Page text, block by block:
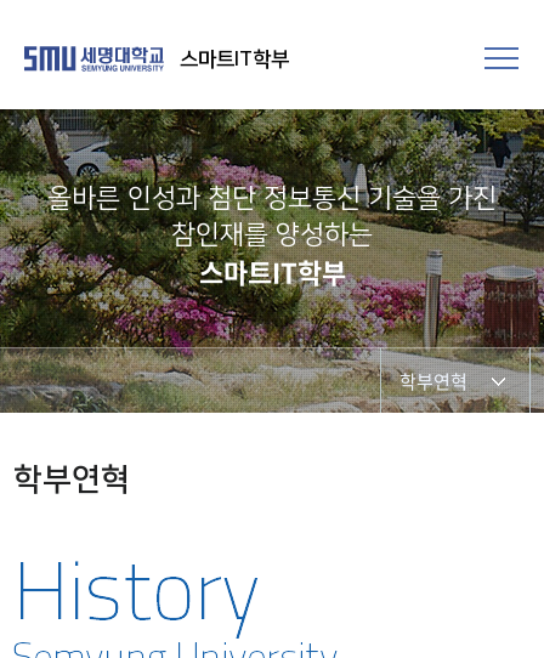
스마트IT학부
올바른 인성과 첨단 정보통신 기술을 가진
참인재를 양성하는
스마트IT학부
학부연혁
학부연혁